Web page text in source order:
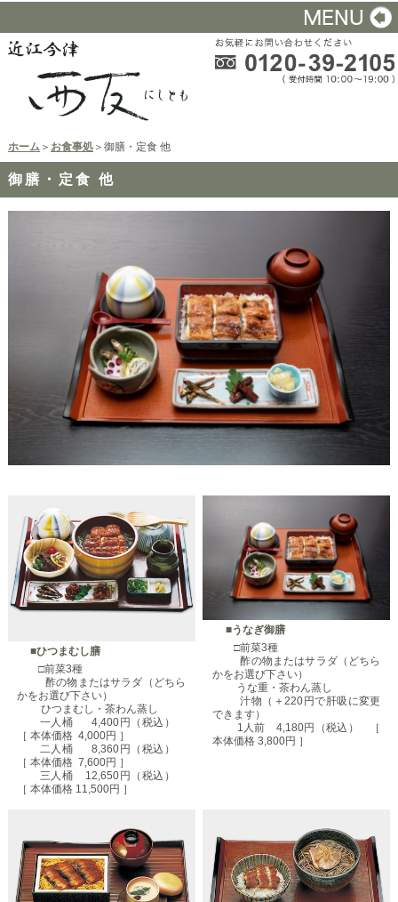
ホーム＞ お食事処＞御膳・定食 他
御膳・定食 他
■ひつまむし膳
□前菜3種
酢の物またはサラダ（どちら
かをお選び下さい）
ひつまむし・茶わん蒸し
一人桶 4,400円（税込）
［ 本体価格 4,000円 ］
二人桶 8,360円（税込）
［ 本体価格 7,600円 ］
三人桶 12,650円（税込）
［ 本体価格 11,500円 ］
■うなぎ御膳
□前菜3種
酢の物またはサラダ（どちら
かをお選び下さい）
うな重・茶わん蒸し
汁物（＋220円で肝吸に変更
できます）
1人前 4,180円（税込） ［
本体価格 3,800円 ］